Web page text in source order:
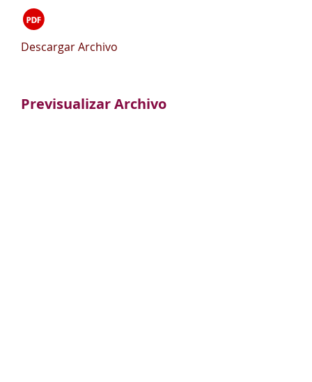
Descargar Archivo
Previsualizar Archivo